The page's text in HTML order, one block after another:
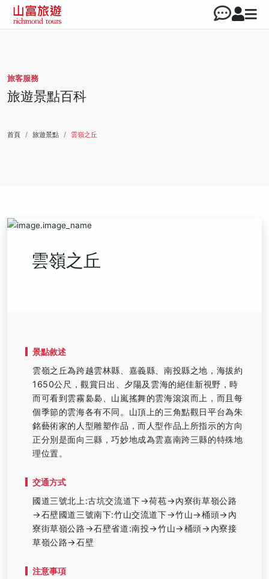
旅客服務
旅遊景點百科
首頁 旅遊景點 雲嶺之丘
雲嶺之丘
景點敘述
雲嶺之丘為跨越雲林縣、嘉義縣、南投縣之地，海拔約
1650公尺，觀賞日出、夕陽及雲海的絕佳新視野，時
而可看到雲霧裊裊、山嵐搖舞的雲海滾滾而上，而且每
個季節的雲海各有不同。山頂上的三角點觀日平台為朱
銘藝術家的人型雕塑作品，而人型作品上所指示的方向
正分別是面向三縣，巧妙地成為雲嘉南跨三縣的特殊地
理位置。
交通方式
國道三號北上:古坑交流道下→荷苞→內寮街草嶺公路
→石壁國道三號南下:竹山交流道下→竹山→桶頭→內
寮街草嶺公路→石壁省道:南投→竹山→桶頭→內寮接
草嶺公路→石壁
注意事項